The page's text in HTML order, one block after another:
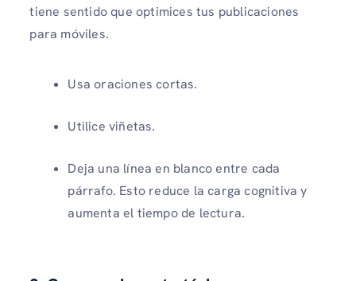
tiene sentido que optimices tus publicaciones
para móviles.
Usa oraciones cortas.
Utilice viñetas.
Deja una línea en blanco entre cada
párrafo. Esto reduce la carga cognitiva y
aumenta el tiempo de lectura.